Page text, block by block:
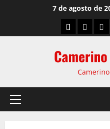
7 de agosto de